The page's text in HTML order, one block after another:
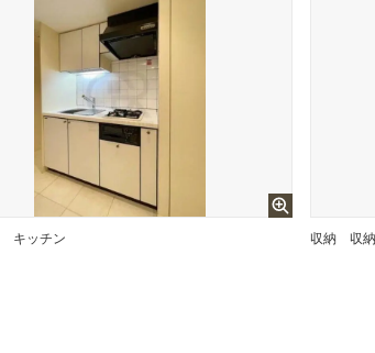
キッチン 収納 収納